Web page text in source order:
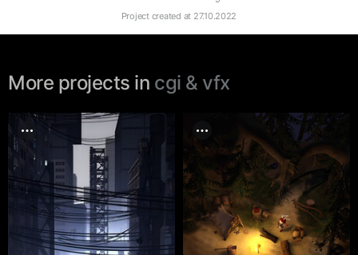
Project created at 27.10.2022
More projects in cgi & vfx